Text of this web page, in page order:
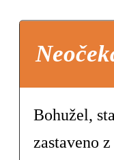
Bohužel,
zastaveno